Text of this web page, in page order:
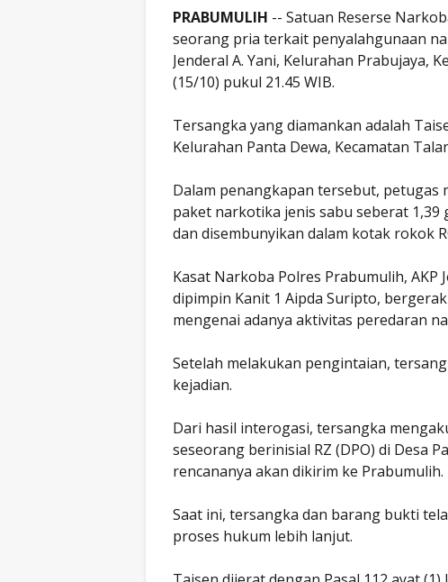
PRABUMULIH -- Satuan Reserse
seorang pria terkait penyalahgunaan
Jenderal A. Yani, Kelurahan Prabujaya,
(15/10) pukul 21.45 WIB.
Tersangka yang diamankan adalah
Kelurahan Panta Dewa, Kecamatan
Dalam penangkapan tersebut,
paket narkotika jenis sabu seberat
dan disembunyikan dalam kotak rokok
Kasat Narkoba Polres Prabumulih, AKP
dipimpin Kanit 1 Aipda Suripto,
mengenai adanya aktivitas peredaran
Setelah melakukan pengintaian,
kejadian.
Dari hasil interogasi, tersangka
seseorang berinisial RZ (DPO) di Desa
rencananya akan dikirim ke Prabumulih.
Saat ini, tersangka dan barang bukti
proses hukum lebih lanjut.